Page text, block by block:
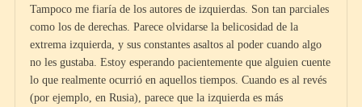
Tampoco me fiaría de los autores de izquierdas. Son tan parciales
como los de derechas. Parece olvidarse la belicosidad de la
extrema izquierda, y sus constantes asaltos al poder cuando algo
no les gustaba. Estoy esperando pacientemente que alguien cuente
lo que realmente ocurrió en aquellos tiempos. Cuando es al revés
(por ejemplo, en Rusia), parece que la izquierda es más